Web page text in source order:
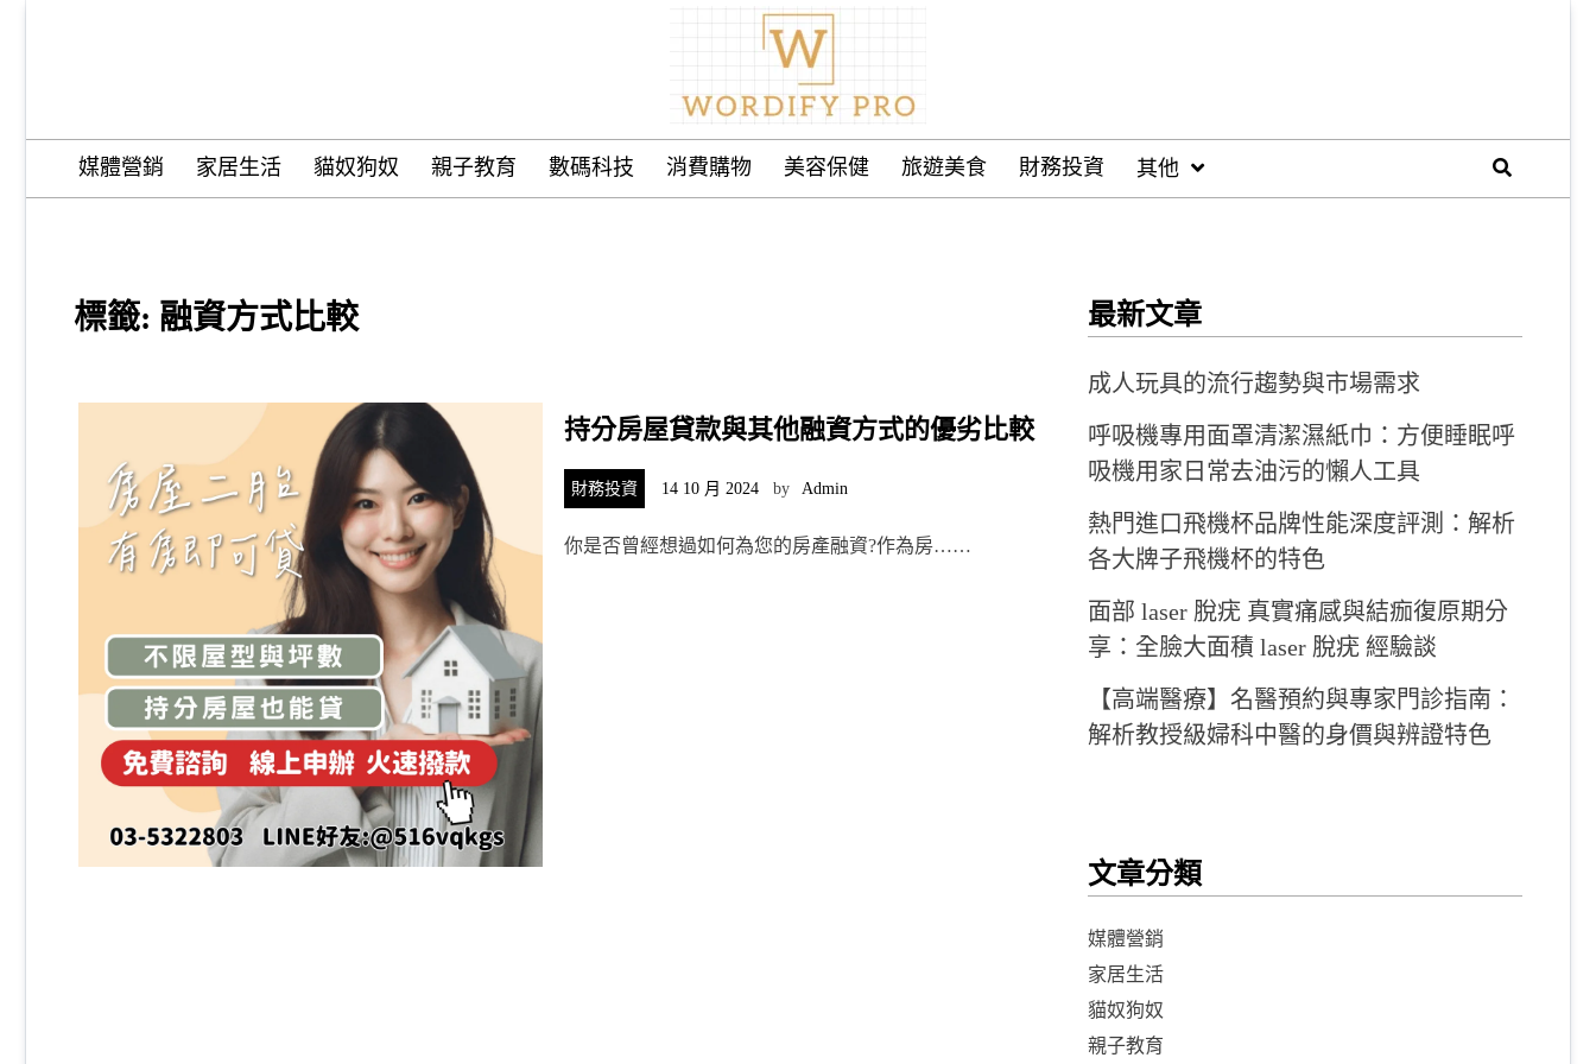
Wordify Pro
媒體營銷 家居生活 貓奴狗奴 親子教育 數碼科技 消費購物 美容保健 旅遊美食 財務投資 其他
標籤: 融資方式比較
持分房屋貸款與其他融資方式的優劣比較
財務投資 14 10 月 2024 by Admin
你是否曾經想過如何為您的房產融資?作為房……
最新文章
成人玩具的流行趨勢與市場需求
呼吸機專用面罩清潔濕紙巾：方便睡眠呼
吸機用家日常去油污的懶人工具
熱門進口飛機杯品牌性能深度評測：解析
各大牌子飛機杯的特色
面部 laser 脫疣 真實痛感與結痂復原期分
享：全臉大面積 laser 脫疣 經驗談
【高端醫療】名醫預約與專家門診指南：
解析教授級婦科中醫的身價與辨證特色
文章分類
媒體營銷
家居生活
貓奴狗奴
親子教育